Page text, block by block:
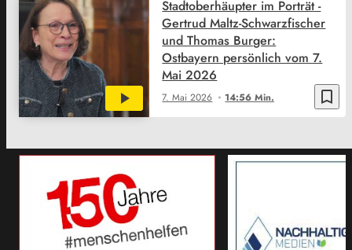
bookmark_border
7. Mai 2026 14:56 Min.
Stadtoberhäupter im Porträt -
Gertrud Maltz-Schwarzfischer
und Thomas Burger:
Ostbayern persönlich vom 7.
Mai 2026